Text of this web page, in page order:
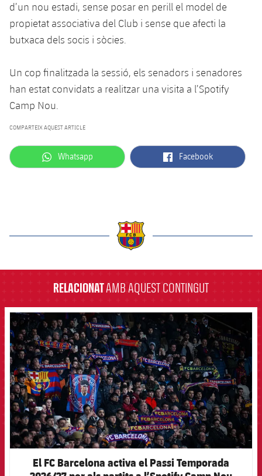
d’un nou estadi, sense posar en perill el model de
propietat associativa del Club i sense que afecti la
butxaca dels socis i sòcies.
Un cop finalitzada la sessió, els senadors i senadores
han estat convidats a realitzar una visita a l’Spotify
Camp Nou.
COMPARTEIX AQUEST ARTICLE
label.aria.whatsapp
Whatsapp label.aria.facebook
Facebook
RELACIONATAMB AQUEST CONTINGUT
FCB Barcelona badge
El FC Barcelona activa el Passi Temporada